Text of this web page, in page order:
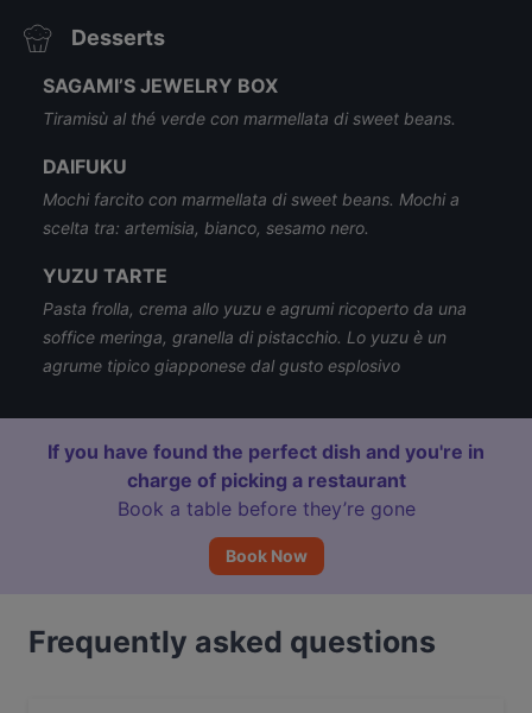
Desserts
SAGAMI’S JEWELRY BOX
Tiramisù al thé verde con marmellata di sweet beans.
DAIFUKU
Mochi farcito con marmellata di sweet beans. Mochi a
scelta tra: artemisia, bianco, sesamo nero.
YUZU TARTE
Pasta frolla, crema allo yuzu e agrumi ricoperto da una
soffice meringa, granella di pistacchio. Lo yuzu è un
agrume tipico giapponese dal gusto esplosivo
If you have found the perfect dish and you're in
charge of picking a restaurant
Book a table before they’re gone
Book Now
Frequently asked questions